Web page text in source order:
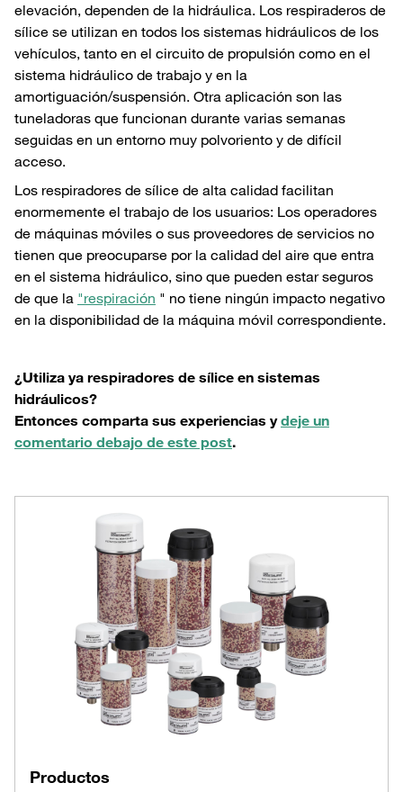
elevación, dependen de la hidráulica. Los respiraderos de
sílice se utilizan en todos los sistemas hidráulicos de los
vehículos, tanto en el circuito de propulsión como en el
sistema hidráulico de trabajo y en la
amortiguación/suspensión. Otra aplicación son las
tuneladoras que funcionan durante varias semanas
seguidas en un entorno muy polvoriento y de difícil
acceso.
Los respiradores de sílice de alta calidad facilitan
enormemente el trabajo de los usuarios: Los operadores
de máquinas móviles o sus proveedores de servicios no
tienen que preocuparse por la calidad del aire que entra
en el sistema hidráulico, sino que pueden estar seguros
de que la "respiración " no tiene ningún impacto negativo
en la disponibilidad de la máquina móvil correspondiente.
¿Utiliza ya respiradores de sílice en sistemas
hidráulicos?
Entonces comparta sus experiencias ydeje un
comentario debajo de este post.
Productos